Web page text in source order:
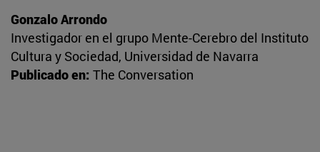
Gonzalo Arrondo
Investigador en el grupo Mente-Cerebro del Instituto
Cultura y Sociedad, Universidad de Navarra
Publicado en: The Conversation